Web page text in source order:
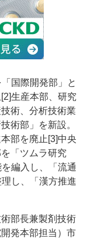
国際開発部」と
生産本部、研究
術、分析技術業
術部」を新設。
部を廃止[3]中央
「ツムラ研究
編入し、「流通
し、「漢方推進
部長兼製剤技術
発本部担当）市